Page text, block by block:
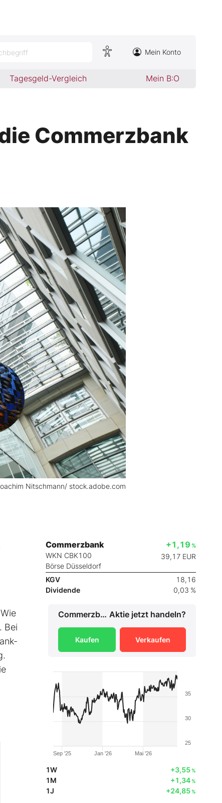
Mein Konto
Tagesgeld-Vergleich Mein B:O
Commerzbank
Nitschmann/ stock.adobe.com
Bei
Commerzbank
WKN CBK100
Börse Düsseldorf
+1,19 %
39,17 EUR
KGV
18,16
Dividende
0,03 %
Commerzbank Aktie jetzt handeln?
Kaufen Verkaufen
Jan '26
Sep '25 Mai '26
25
30
35
1W +3,55%
1M +1,34%
1J +24,85%